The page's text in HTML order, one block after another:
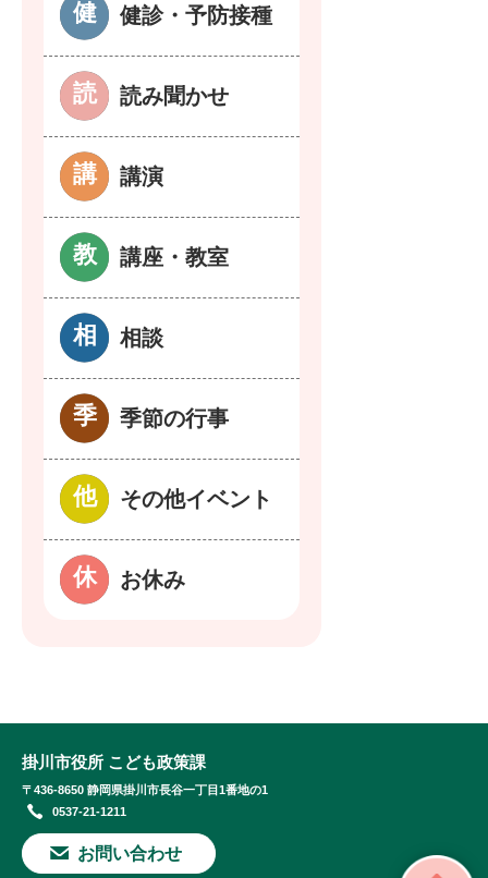
健診・予防接種
読み聞かせ
講演
講座・教室
相談
季節の行事
その他イベント
お休み
掛川市役所 こども政策課
〒436-8650 静岡県掛川市長谷一丁目1番地の1
0537-21-1211
お問い合わせ